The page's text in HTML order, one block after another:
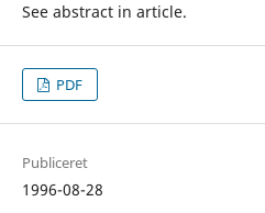
See abstract in article.
PDF
Publiceret
1996-08-28